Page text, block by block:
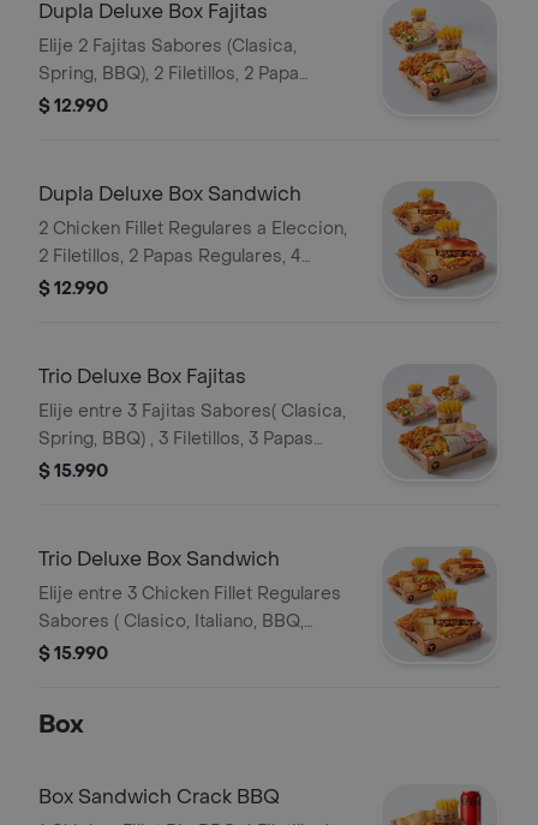
Dupla Deluxe Box Fajitas
Elije 2 Fajitas Sabores (Clasica,
Spring, BBQ), 2 Filetillos, 2 Papa
Regulares, 4 Empanadas de Queso
$ 12.990
Dupla Deluxe Box Sandwich
2 Chicken Fillet Regulares a Eleccion,
2 Filetillos, 2 Papas Regulares, 4
Empanadas de Queso Snack
$ 12.990
Trio Deluxe Box Fajitas
Elije entre 3 Fajitas Sabores( Clasica,
Spring, BBQ) , 3 Filetillos, 3 Papas
Regulares, 6 Empanadas de Queso
$ 15.990
Trio Deluxe Box Sandwich
Elije entre 3 Chicken Fillet Regulares
Sabores ( Clasico, Italiano, BBQ,
Bacon) 3 Filetillos, 3 Papas Regulares,
$ 15.990
Box
Box Sandwich Crack BBQ